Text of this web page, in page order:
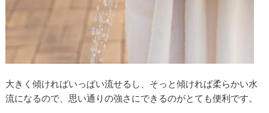
大きく傾ければいっぱい流せるし、そっと傾ければ柔らかい水
流になるので、思い通りの強さにできるのがとても便利です。